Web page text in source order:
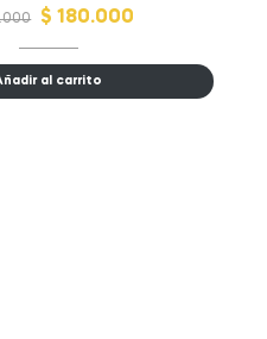
$ 180.000
al carrito